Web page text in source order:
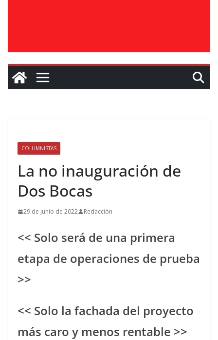
COLUMNISTAS
La no inauguración de
Dos Bocas
29 de junio de 2022 Redacción
<< Solo será de una primera
etapa de operaciones de prueba
>>
<< Solo la fachada del proyecto
más caro y menos rentable >>